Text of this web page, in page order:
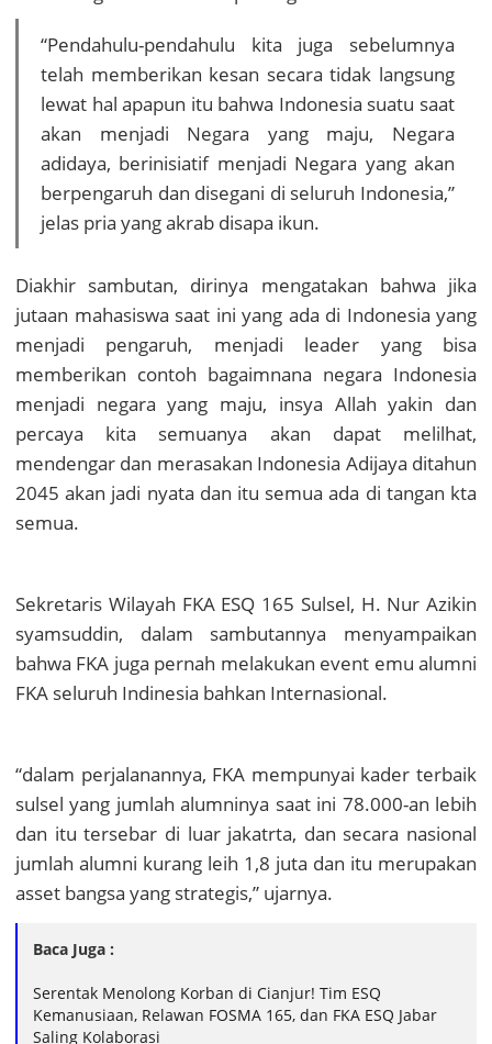
“Pendahulu-pendahulu kita juga sebelumnya
telah memberikan kesan secara tidak langsung
lewat hal apapun itu bahwa Indonesia suatu saat
akan menjadi Negara yang maju, Negara
adidaya, berinisiatif menjadi Negara yang akan
berpengaruh dan disegani di seluruh Indonesia,”
jelas pria yang akrab disapa ikun.
Diakhir sambutan, dirinya mengatakan bahwa jika
jutaan mahasiswa saat ini yang ada di Indonesia yang
menjadi pengaruh, menjadi leader yang bisa
memberikan contoh bagaimnana negara Indonesia
menjadi negara yang maju, insya Allah yakin dan
percaya kita semuanya akan dapat melilhat,
mendengar dan merasakan Indonesia Adijaya ditahun
2045 akan jadi nyata dan itu semua ada di tangan kta
semua.
Sekretaris Wilayah FKA ESQ 165 Sulsel, H. Nur Azikin
syamsuddin, dalam sambutannya menyampaikan
bahwa FKA juga pernah melakukan event emu alumni
FKA seluruh Indinesia bahkan Internasional.
“dalam perjalanannya, FKA mempunyai kader terbaik
sulsel yang jumlah alumninya saat ini 78.000-an lebih
dan itu tersebar di luar jakatrta, dan secara nasional
jumlah alumni kurang leih 1,8 juta dan itu merupakan
asset bangsa yang strategis,” ujarnya.
Baca Juga :
Serentak Menolong Korban di Cianjur! Tim ESQ
Kemanusiaan, Relawan FOSMA 165, dan FKA ESQ Jabar
Saling Kolaborasi